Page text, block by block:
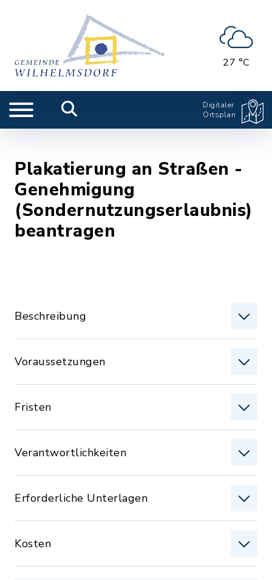
27 °C
Digitaler
Ortsplan
Plakatierung an Straßen -
Genehmigung
(Sondernutzungserlaubnis)
beantragen
Beschreibung
Voraussetzungen
Fristen
Verantwortlichkeiten
Erforderliche Unterlagen
Kosten